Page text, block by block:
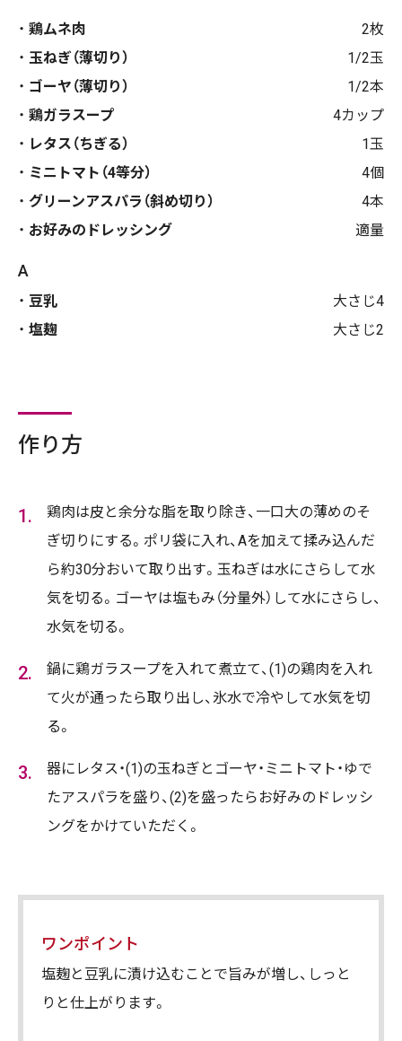
鶏ムネ肉
2枚
玉ねぎ（薄切り）
1/2玉
ゴーヤ（薄切り）
1/2本
鶏ガラスープ
4カップ
レタス（ちぎる）
1玉
ミニトマト（4等分）
4個
グリーンアスパラ（斜め切り）
4本
お好みのドレッシング
適量
A
豆乳
大さじ4
塩麹
大さじ2
作り方
鶏肉は皮と余分な脂を取り除き、一口大の薄めのそ
ぎ切りにする。ポリ袋に入れ、Aを加えて揉み込んだ
ら約30分おいて取り出す。玉ねぎは水にさらして水
気を切る。ゴーヤは塩もみ（分量外）して水にさらし、
水気を切る。
鍋に鶏ガラスープを入れて煮立て、(1)の鶏肉を入れ
て火が通ったら取り出し、氷水で冷やして水気を切
る。
器にレタス・(1)の玉ねぎとゴーヤ・ミニトマト・ゆで
たアスパラを盛り、(2)を盛ったらお好みのドレッシ
ングをかけていただく。
ワンポイント
塩麹と豆乳に漬け込むことで旨みが増し、しっと
りと仕上がります。